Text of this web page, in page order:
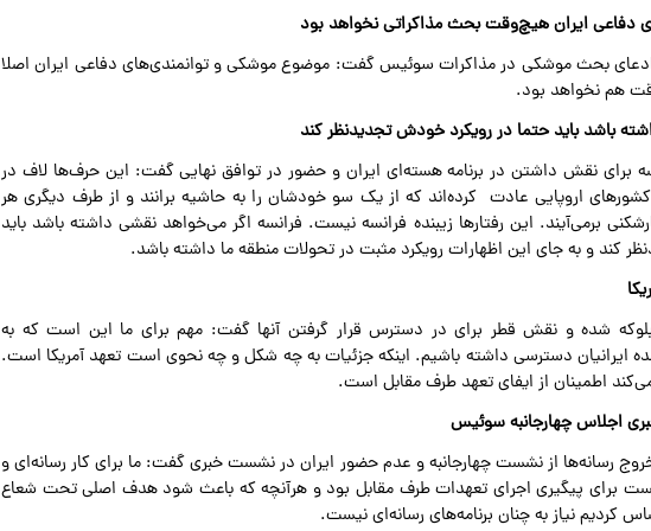
دفاعی ایران هیچ‌وقت بحث مذاکراتی نخواهد بود
ادعای بحث موشکی در مذاکرات سوئیس گفت: موضوع موشکی و توانمندی‌های دفاعی ایران اصلا
هم نخواهد بود.
باشد باید حتما در رویکرد خودش تجدیدنظر کند
برای نقش داشتن در برنامه هسته‌ای ایران و حضور در توافق نهایی گفت: این حرف‌ها لاف در
اروپایی عادت ‌ کرده‌اند که از یک سو خودشان را به حاشیه برانند و از طرف دیگری هر
برمی‌آیند. این رفتارها زیبنده فرانسه نیست. فرانسه اگر می‌خواهد نقشی داشته باشد باید
کند و به جای این اظهارات رویکرد مثبت در تحولات منطقه ما داشته باشد.
بلوکه شده و نقش قطر برای در دسترس قرار گرفتن آنها گفت: مهم برای ما این است که به
ایرانیان دسترسی داشته باشیم. اینکه جزئیات به چه شکل و چه نحوی است تعهد آمریکا است.
اطمینان از ایفای تعهد طرف مقابل است.
اجلاس چهارجانبه سوئیس
رسانه‌ها از نشست چهارجانبه و عدم حضور ایران در نشست خبری گفت: ما برای کار رسانه‌ای و
برای پیگیری اجرای تعهدات طرف مقابل بود و هرآنچه که باعث شود هدف اصلی تحت شعاع
کردیم نیاز به چنان برنامه‌های رسانه‌ای نیست.